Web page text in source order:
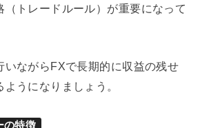
（トレードルール）が重要になって
いながらFXで長期的に収益の残せ
うになりましょう。
の特徴